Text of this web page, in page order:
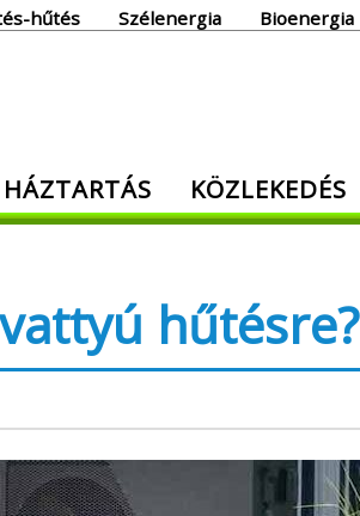
hűtés Szélenergia Bioenergia
HÁZTARTÁS KÖZLEKEDÉS
hűtésre?